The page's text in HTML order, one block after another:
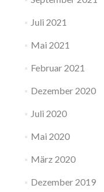
Juli 2021
Mai 2021
Februar 2021
Dezember 2020
Juli 2020
Mai 2020
März 2020
Dezember 2019